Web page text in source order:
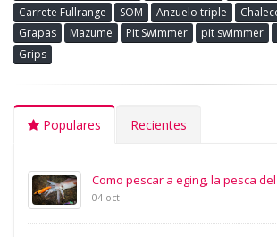
Carrete Fullrange
SOM Anzuelo triple
Grapas
Mazume Pit Swimmer pit swimmer
Grips
Populares Recientes
Como pescar a eging, la pesca
04 oct